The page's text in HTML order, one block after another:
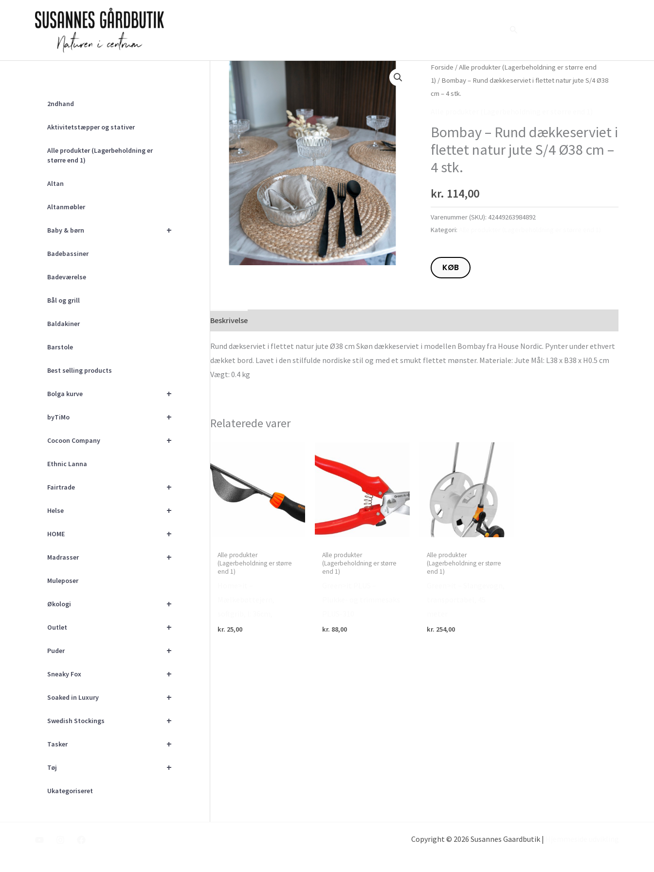
2ndhand
Aktivitetstæpper og stativer
Alle produkter (Lagerbeholdning er
større end 1)
Altan
Altanmøbler
+
Baby & børn
Badebassiner
Badeværelse
Bål og grill
Baldakiner
Barstole
Best selling products
+
Bolga kurve
+
byTiMo
+
Cocoon Company
Ethnic Lanna
+
Fairtrade
+
Helse
+
HOME
+
Madrasser
Muleposer
+
Økologi
+
Outlet
+
Puder
+
Sneaky Fox
+
Soaked in Luxury
+
Swedish Stockings
+
Tasker
+
Tøj
Ukategoriseret
Forside /Alle produkter (Lagerbeholdning er større end
1) / Bombay – Rund dækkeserviet i flettet natur jute S/4 Ø38
cm – 4 stk.
Bombay – Rund dækkeserviet i
flettet natur jute S/4 Ø38 cm –
4 stk.
kr. 114,00
Varenummer (SKU): 42449263984892
Kategori:
KØB
Beskrivelse
Rund dækserviet i flettet natur jute Ø38 cm Skøn dækkeserviet i modellen Bombay fra House Nordic. Pynter under ethvert
dækket bord. Lavet i den stilfulde nordiske stil og med et smukt flettet mønster. Materiale: Jute Mål: L38 x B38 x H0.5 cm
Vægt: 0.4 kg
Relaterede varer
Alle produkter
(Lagerbeholdning er større
end 1)
kr. 25,00
Alle produkter
(Lagerbeholdning er større
end 1)
kr. 88,00
Alle produkter
(Lagerbeholdning er større
end 1)
kr. 254,00
Copyright © 2026 Susannes Gaardbutik |